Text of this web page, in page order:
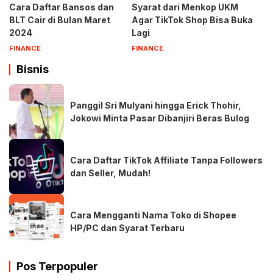
Cara Daftar Bansos dan
BLT Cair di Bulan Maret
2024
FINANCE
Syarat dari Menkop UKM
Agar TikTok Shop Bisa Buka
Lagi
FINANCE
Bisnis
Panggil Sri Mulyani hingga Erick Thohir,
Jokowi Minta Pasar Dibanjiri Beras Bulog
Cara Daftar TikTok Affiliate Tanpa Followers
dan Seller, Mudah!
Cara Mengganti Nama Toko di Shopee
HP/PC dan Syarat Terbaru
Pos Terpopuler